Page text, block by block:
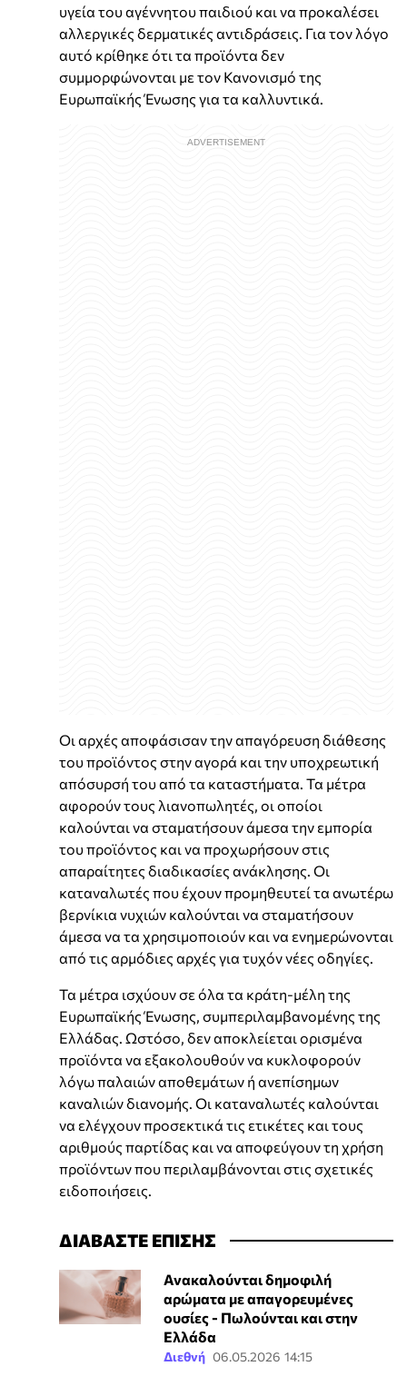
υγεία του αγέννητου παιδιού και να προκαλέσει
αλλεργικές δερματικές αντιδράσεις. Για τον λόγο
αυτό κρίθηκε ότι τα προϊόντα δεν
συμμορφώνονται με τον Κανονισμό της
Ευρωπαϊκής Ένωσης για τα καλλυντικά.
Οι αρχές αποφάσισαν την απαγόρευση διάθεσης
του προϊόντος στην αγορά και την υποχρεωτική
απόσυρσή του από τα καταστήματα. Τα μέτρα
αφορούν τους λιανοπωλητές, οι οποίοι
καλούνται να σταματήσουν άμεσα την εμπορία
του προϊόντος και να προχωρήσουν στις
απαραίτητες διαδικασίες ανάκλησης. Οι
καταναλωτές που έχουν προμηθευτεί τα ανωτέρω
βερνίκια νυχιών καλούνται να σταματήσουν
άμεσα να τα χρησιμοποιούν και να ενημερώνονται
από τις αρμόδιες αρχές για τυχόν νέες οδηγίες.
Τα μέτρα ισχύουν σε όλα τα κράτη-μέλη της
Ευρωπαϊκής Ένωσης, συμπεριλαμβανομένης της
Ελλάδας. Ωστόσο, δεν αποκλείεται ορισμένα
προϊόντα να εξακολουθούν να κυκλοφορούν
λόγω παλαιών αποθεμάτων ή ανεπίσημων
καναλιών διανομής. Οι καταναλωτές καλούνται
να ελέγχουν προσεκτικά τις ετικέτες και τους
αριθμούς παρτίδας και να αποφεύγουν τη χρήση
προϊόντων που περιλαμβάνονται στις σχετικές
ειδοποιήσεις.
ΔΙΑΒΑΣΤΕ ΕΠΙΣΗΣ
Ανακαλούνται δημοφιλή
αρώματα με απαγορευμένες
ουσίες - Πωλούνται και στην
Ελλάδα
Διεθνή 06.05.2026 14:15